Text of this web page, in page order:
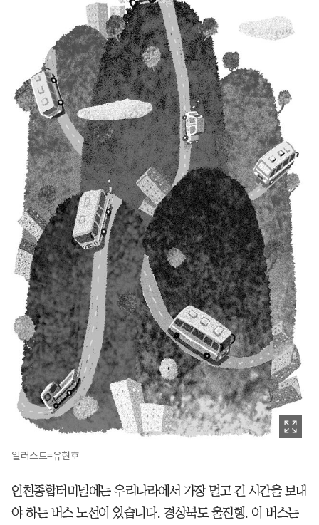
일러스트=유현호
인천종합터미널에는 우리나라에서 가장 멀고 긴 시간을 보내
야 하는 버스 노선이 있습니다. 경상북도 울진행. 이 버스는